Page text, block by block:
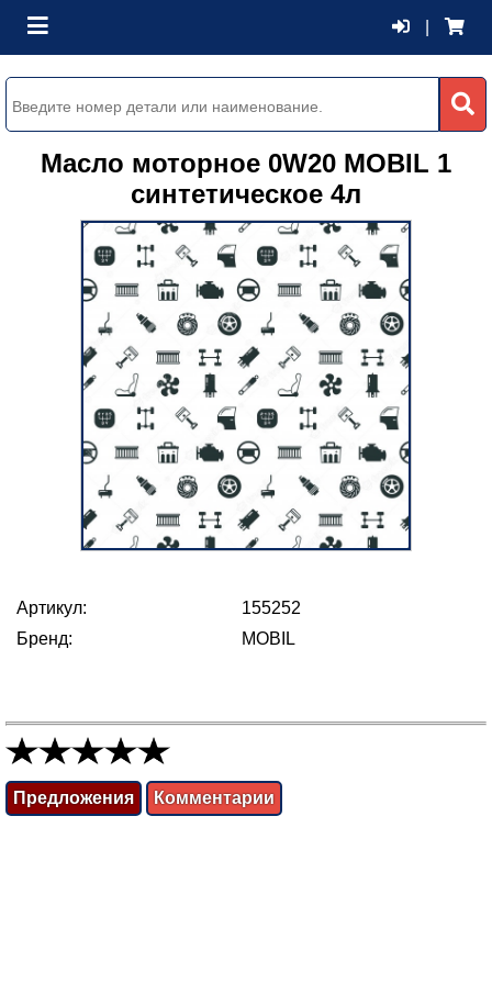
Масло моторное 0W20 MOBIL 1
синтетическое 4л
Артикул:
155252
Бренд:
MOBIL
Предложения Комментарии